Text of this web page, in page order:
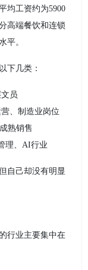
均工资约为5900
高端餐饮和连锁
平。
下几类：
员
、制造业岗位
熟销售
理、AI行业
自己却没有明显
行业主要集中在